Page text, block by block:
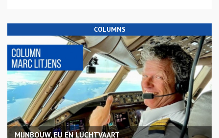
COLUMNS
MIJNBOUW, EU EN LUCHTVAART